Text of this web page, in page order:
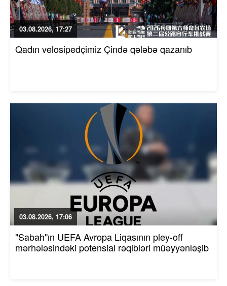
03.08.2026, 17:27
Qadın velosipedçimiz Çində qələbə qazanıb
03.08.2026, 17:06
"Sabah"ın UEFA Avropa Liqasının pley-off
mərhələsindəki potensial rəqibləri müəyyənləşib